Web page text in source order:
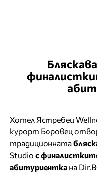
Хотел Ястребец
курорт Боровец
традиционната
Studio с
абитуриентка на